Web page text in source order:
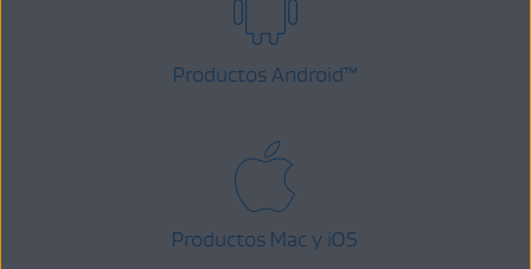
Productos Android™
Productos Mac y iOS